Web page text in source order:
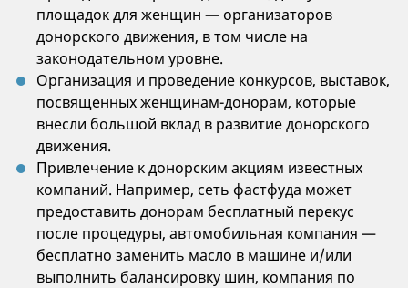
площадок для женщин — организаторов
донорского движения, в том числе на
законодательном уровне.
Организация и проведение конкурсов, выставок,
посвященных женщинам-донорам, которые
внесли большой вклад в развитие донорского
движения.
Привлечение к донорским акциям известных
компаний. Например, сеть фастфуда может
предоставить донорам бесплатный перекус
после процедуры, автомобильная компания —
бесплатно заменить масло в машине и/или
выполнить балансировку шин, компания по